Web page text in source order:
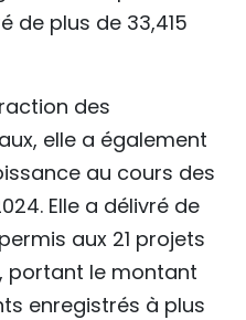
de plus de 33,415
des
elle a également
au cours des
Elle a délivré de
aux 21 projets
portant le montant
enregistrés à plus